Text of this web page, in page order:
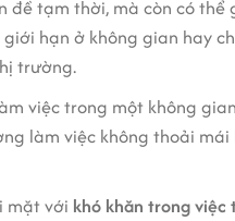
tạm thời, mà còn có
hạn ở không gian hay
trường.
việc trong một không
làm việc không thoải
mặt với khó khăn trong việc